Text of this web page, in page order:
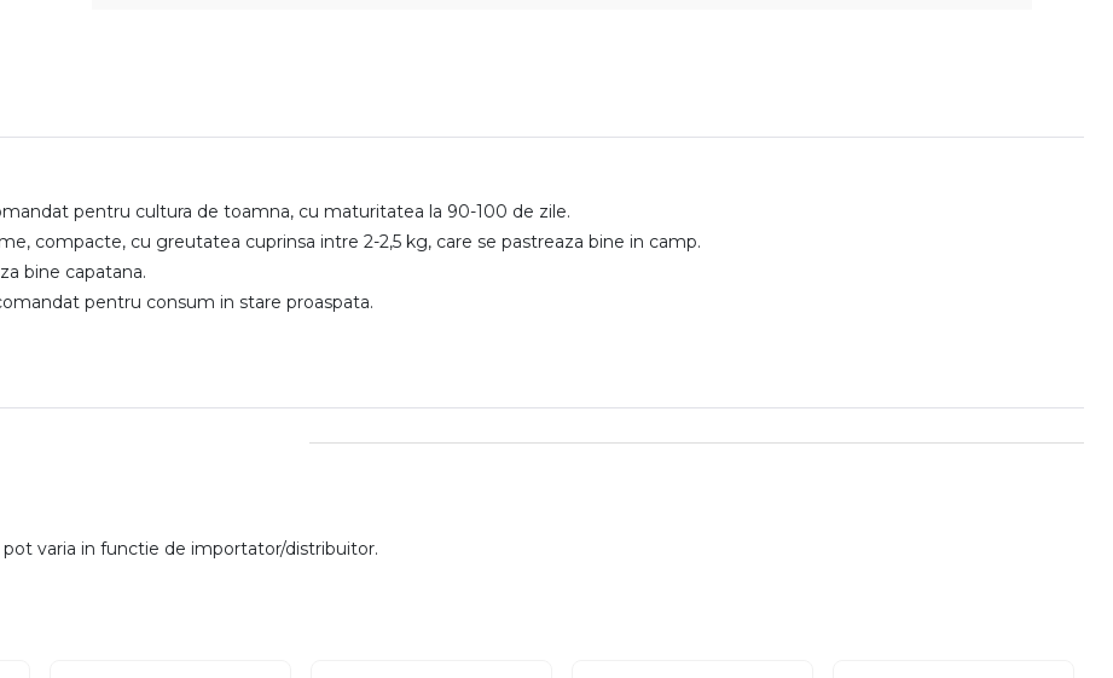
pentru cultura de toamna, cu maturitatea la 90-100 de zile.
compacte, cu greutatea cuprinsa intre 2-2,5 kg, care se pastreaza bine in camp.
bine capatana.
pentru consum in stare proaspata.
varia in functie de importator/distribuitor.